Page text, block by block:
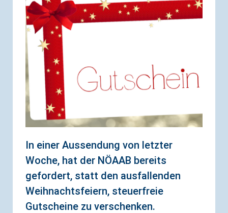
In einer Aussendung von letzter
Woche, hat der NÖAAB bereits
gefordert, statt den ausfallenden
Weihnachtsfeiern, steuerfreie
Gutscheine zu verschenken.